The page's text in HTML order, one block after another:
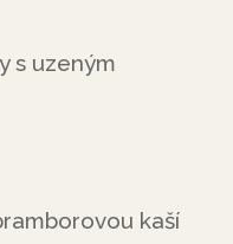
s uzeným
kaší